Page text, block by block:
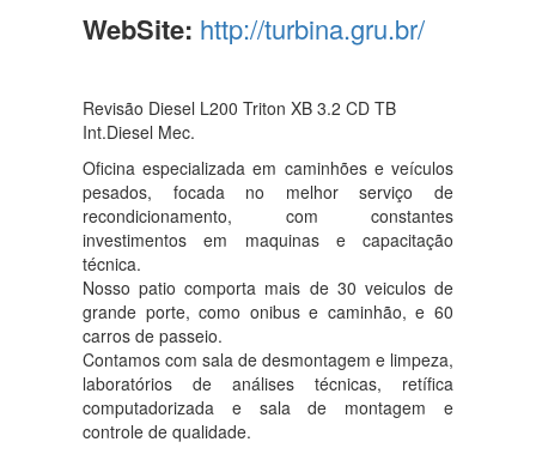
WebSite: http://turbina.gru.br/
Revisão Diesel L200 Triton XB 3.2 CD TB
Int.Diesel Mec.
Oficina especializada em caminhões e veículos
pesados, focada no melhor serviço de
recondicionamento, com constantes
investimentos em maquinas e capacitação
técnica.
Nosso patio comporta mais de 30 veiculos de
grande porte, como onibus e caminhão, e 60
carros de passeio.
Contamos com sala de desmontagem e limpeza,
laboratórios de análises técnicas, retífica
computadorizada e sala de montagem e
controle de qualidade.